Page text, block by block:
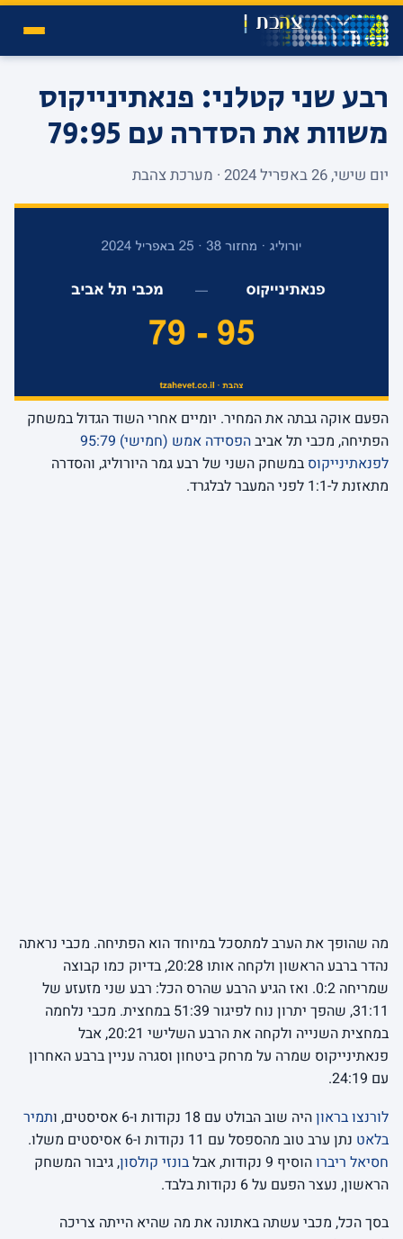
רבע שני קטלני: פנאתינייקוס
משוות את הסדרה עם 79:95
יום שישי, 26 באפריל 2024 · מערכת צהבת
הפעם אוקה גבתה את המחיר. יומיים אחרי השוד הגדול במשחק
הפתיחה, מכבי תל אביב
הפסידה אמש (חמישי) 95:79
לפנאתינייקוס במשחק השני של רבע גמר היורוליג, והסדרה
מתאזנת ל-1:1 לפני המעבר לבלגרד.
מה שהופך את הערב למתסכל במיוחד הוא הפתיחה. מכבי נראתה
נהדר ברבע הראשון ולקחה אותו 20:28, בדיוק כמו קבוצה
שמריחה 0:2. ואז הגיע הרבע שהרס הכל: רבע שני מזעזע של
31:11, שהפך יתרון נוח לפיגור 51:39 במחצית. מכבי נלחמה
במחצית השנייה ולקחה את הרבע השלישי 20:21, אבל
פנאתינייקוס שמרה על מרחק ביטחון וסגרה עניין ברבע האחרון
עם 24:19.
לורנצו בראוןהיה שוב הבולט עם 18 נקודות ו-6 אסיסטים, ו
תמיר
בלאט נתן ערב טוב מהספסל עם 11 נקודות ו-6 אסיסטים משלו.
חסיאל ריברוהוסיף 9 נקודות, אבל בונזי קולסון, גיבור המשחק
הראשון, נעצר הפעם על 6 נקודות בלבד.
בסך הכל, מכבי עשתה באתונה את מה שהיא הייתה צריכה